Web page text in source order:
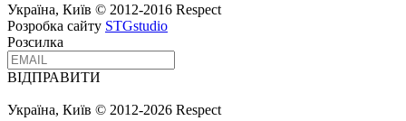
Україна, Київ © 2012-2016 Respect
Розробка сайту STGstudio
Розсилка
ВІДПРАВИТИ
Україна, Київ © 2012-2026 Respect